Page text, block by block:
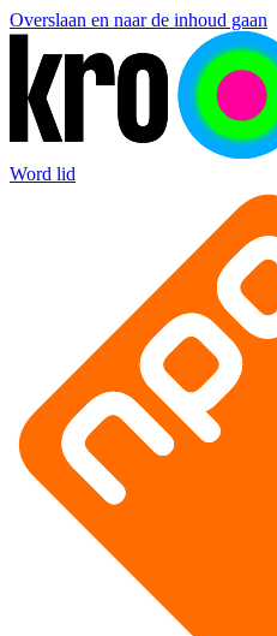
Overslaan en naar de inhoud gaan
Word lid